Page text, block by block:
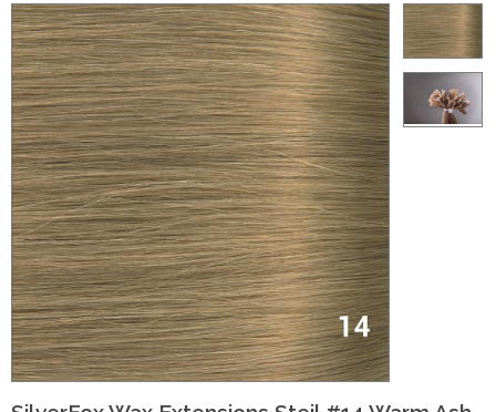
made
20 inch | Luxe & Natuurlijk Volume